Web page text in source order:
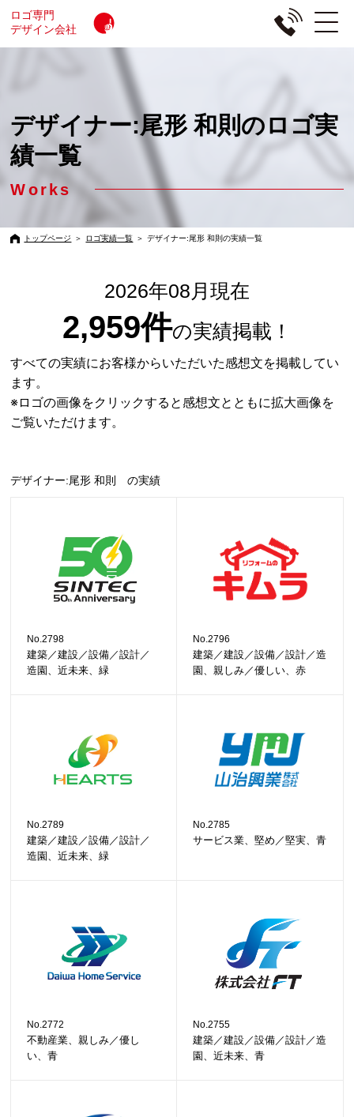
ロゴ専門
デザイン会社
デザイナー:尾形 和則のロゴ実
績一覧
Works
トップページ ＞ ロゴ実績一覧 ＞ デザイナー:尾形 和則の実績一覧
2026年08月現在
2,959件の実績掲載！
すべての実績にお客様からいただいた感想文を掲載してい
ます。
※ロゴの画像をクリックすると感想文とともに拡大画像を
ご覧いただけます。
デザイナー:尾形 和則 の実績
No.2798
建築／建設／設備／設計／
造園、近未来、緑
No.2796
建築／建設／設備／設計／造
園、親しみ／優しい、赤
No.2789
建築／建設／設備／設計／
造園、近未来、緑
No.2785
サービス業、堅め／堅実、青
No.2772
不動産業、親しみ／優し
い、青
No.2755
建築／建設／設備／設計／造
園、近未来、青